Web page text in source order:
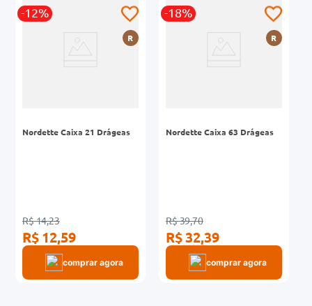
-12%
R
Nordette Caixa 21 Drágeas
R$ 14,23
R$ 12,59
comprar agora
-18%
R
Nordette Caixa 63 Drágeas
R$ 39,70
R$ 32,39
comprar agora